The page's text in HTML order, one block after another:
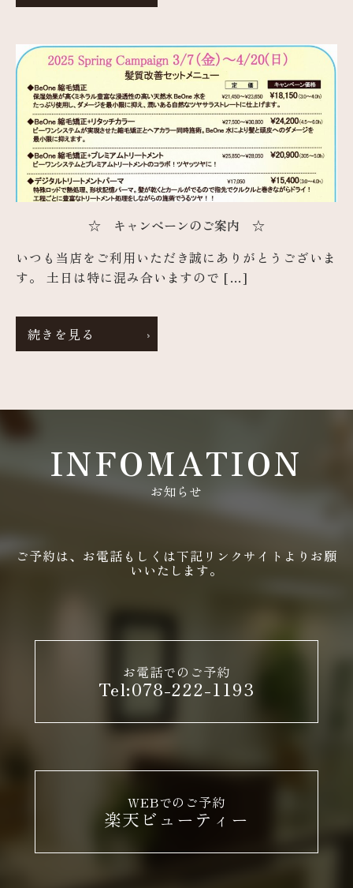
☆ キャンペーンのご案内 ☆
いつも当店をご利用いただき誠にありがとうございま
す。 土日は特に混み合いますので […]
続きを見る
INFOMATION
お知らせ
ご予約は、お電話もしくは下記リンクサイトよりお願
いいたします。
お電話でのご予約
Tel:078-222-1193
WEBでのご予約
楽天ビューティー